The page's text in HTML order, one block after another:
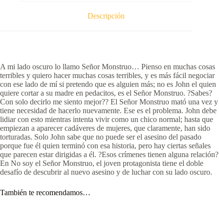
Descripción
A mi lado oscuro lo llamo Señor Monstruo… Pienso en muchas cosas
terribles y quiero hacer muchas cosas terribles, y es más fácil negociar
con ese lado de mí si pretendo que es alguien más; no es John el quien
quiere cortar a su madre en pedacitos, es el Señor Monstruo. ?Sabes?
Con solo decirlo me siento mejor?? El Señor Monstruo mató una vez y
tiene necesidad de hacerlo nuevamente. Ese es el problema. John debe
lidiar con esto mientras intenta vivir como un chico normal; hasta que
empiezan a aparecer cadáveres de mujeres, que claramente, han sido
torturadas. Solo John sabe que no puede ser el asesino del pasado
porque fue él quien terminó con esa historia, pero hay ciertas señales
que parecen estar dirigidas a él. ?Esos crímenes tienen alguna relación?
En No soy el Señor Monstruo, el joven protagonista tiene el doble
desafío de descubrir al nuevo asesino y de luchar con su lado oscuro.
También te recomendamos…